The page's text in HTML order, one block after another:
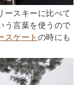
ースキーに比べて
う言葉を使うので
スケートの時にも